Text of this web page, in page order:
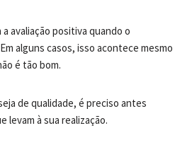
avaliação positiva quando o
alguns casos, isso acontece mesmo
é tão bom.
de qualidade, é preciso antes
levam à sua realização.